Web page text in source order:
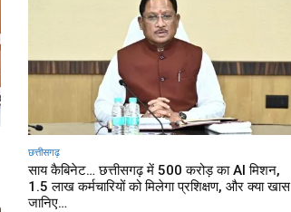
छत्तीसगढ़
साय कैबिनेट… छत्तीसगढ़ में 500 करोड़ का AI मिशन,
1.5 लाख कर्मचारियों को मिलेगा प्रशिक्षण, और क्या खास
जानिए…